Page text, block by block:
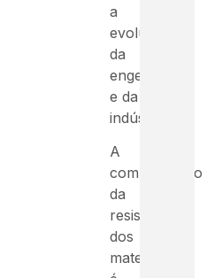
a
evolução
da
engenharia
e da
indústria.
A
compreensão
da
resistência
dos
materiais